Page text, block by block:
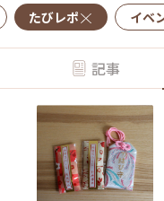
たびレポ イベ
記事